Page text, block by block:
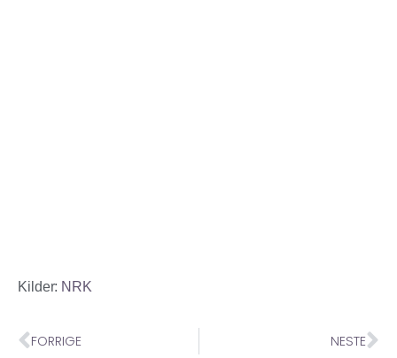
Kilder: NRK
FORRIGE NESTE